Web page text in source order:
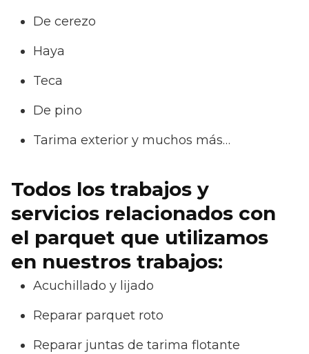
De cerezo
Haya
Teca
De pino
Tarima exterior y muchos más…
Todos los trabajos y
servicios relacionados con
el parquet que utilizamos
en nuestros trabajos:
Acuchillado y lijado
Reparar parquet roto
Reparar juntas de tarima flotante